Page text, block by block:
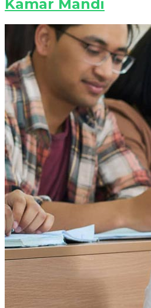
Kamar Mandi